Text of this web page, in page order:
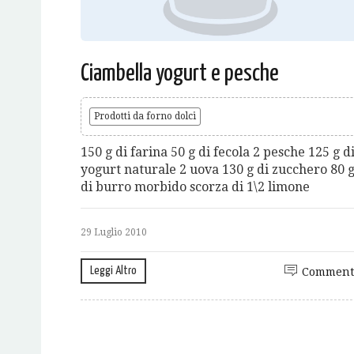
Ciambella yogurt e pesche
Prodotti da forno dolci
150 g di farina 50 g di fecola 2 pesche 125 g di
yogurt naturale 2 uova 130 g di zucchero 80 g
di burro morbido scorza di 1\2 limone
29 Luglio 2010
Leggi Altro